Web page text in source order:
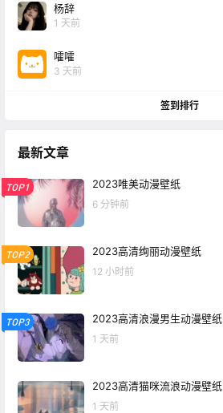
杨辞
1 天前
嚯嚯
3 天前
签到排行
最新文章
TOP1 2023唯美动漫壁纸
6 分钟前
TOP2 2023高清绚丽动漫壁纸
12 小时前
TOP3 2023高清浪漫男生动漫壁纸
1 天前
2023高清猫咪流浪动漫壁纸
1 天前